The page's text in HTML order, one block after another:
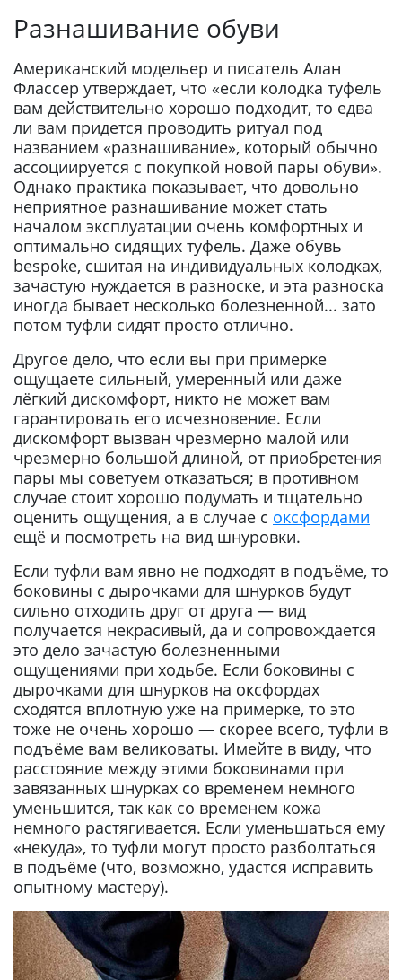
Разнашивание обуви
Американский модельер и писатель Алан
Флассер утверждает, что «если колодка туфель
вам действительно хорошо подходит, то едва
ли вам придется проводить ритуал под
названием «разнашивание», который обычно
ассоциируется с покупкой новой пары обуви».
Однако практика показывает, что довольно
неприятное разнашивание может стать
началом эксплуатации очень комфортных и
оптимально сидящих туфель. Даже обувь
bespoke, сшитая на индивидуальных колодках,
зачастую нуждается в разноске, и эта разноска
иногда бывает несколько болезненной... зато
потом туфли сидят просто отлично.
Другое дело, что если вы при примерке
ощущаете сильный, умеренный или даже
лёгкий дискомфорт, никто не может вам
гарантировать его исчезновение. Если
дискомфорт вызван чрезмерно малой или
чрезмерно большой длиной, от приобретения
пары мы советуем отказаться; в противном
случае стоит хорошо подумать и тщательно
оценить ощущения, а в случае с оксфордами
ещё и посмотреть на вид шнуровки.
Если туфли вам явно не подходят в подъёме, то
боковины с дырочками для шнурков будут
сильно отходить друг от друга — вид
получается некрасивый, да и сопровождается
это дело зачастую болезненными
ощущениями при ходьбе. Если боковины с
дырочками для шнурков на оксфордах
сходятся вплотную уже на примерке, то это
тоже не очень хорошо — скорее всего, туфли в
подъёме вам великоваты. Имейте в виду, что
расстояние между этими боковинами при
завязанных шнурках со временем немного
уменьшится, так как со временем кожа
немного растягивается. Если уменьшаться ему
«некуда», то туфли могут просто разболтаться
в подъёме (что, возможно, удастся исправить
опытному мастеру).